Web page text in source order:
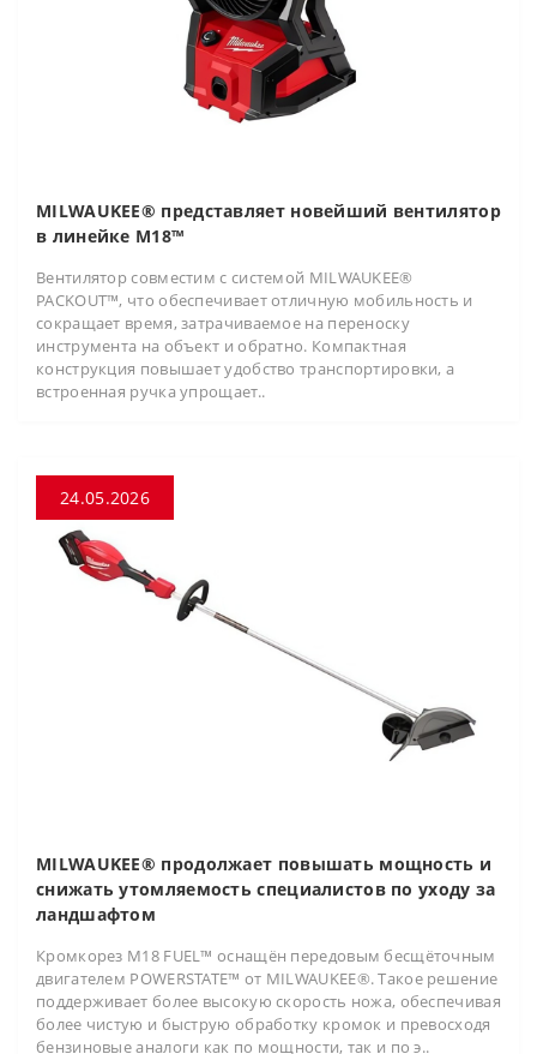
MILWAUKEE® представляет новейший вентилятор
в линейке M18™
Вентилятор совместим с системой MILWAUKEE®
PACKOUT™, что обеспечивает отличную мобильность и
сокращает время, затрачиваемое на переноску
инструмента на объект и обратно. Компактная
конструкция повышает удобство транспортировки, а
встроенная ручка упрощает..
24.05.2026
MILWAUKEE® продолжает повышать мощность и
снижать утомляемость специалистов по уходу за
ландшафтом
Кромкорез M18 FUEL™ оснащён передовым бесщёточным
двигателем POWERSTATE™ от MILWAUKEE®. Такое решение
поддерживает более высокую скорость ножа, обеспечивая
более чистую и быструю обработку кромок и превосходя
бензиновые аналоги как по мощности, так и по э..